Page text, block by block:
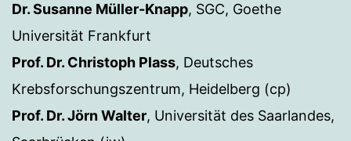
Dr. Susanne Müller-Knapp, SGC, Goethe
Universität Frankfurt
Prof. Dr. Christoph Plass, Deutsches
Krebsforschungszentrum, Heidelberg (cp)
Prof. Dr. Jörn Walter, Universität des Saarlandes,